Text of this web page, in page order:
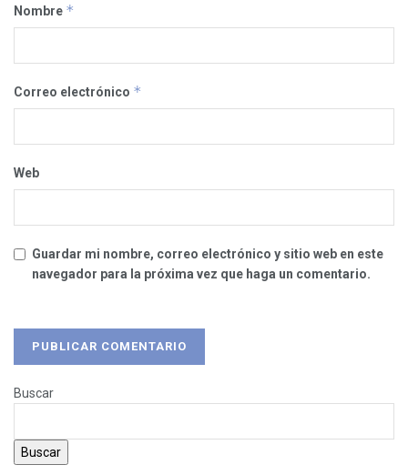
Nombre *
Correo electrónico *
Web
Guardar mi nombre, correo electrónico y sitio web en este
navegador para la próxima vez que haga un comentario.
Buscar
Buscar